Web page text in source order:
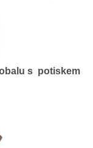
s potiskem